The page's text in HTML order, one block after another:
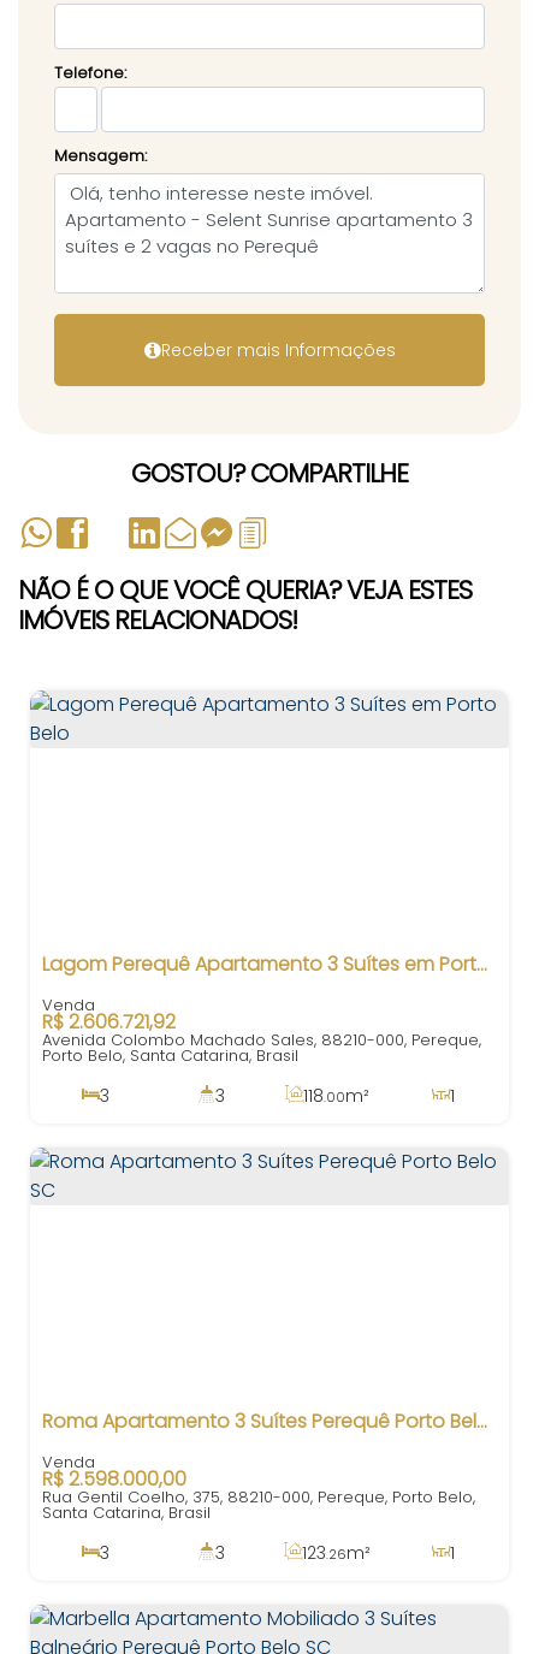
Telefone:
Mensagem:
GOSTOU? COMPARTILHE
NÃO É O QUE VOCÊ QUERIA? VEJA ESTES
IMÓVEIS RELACIONADOS!
Lagom Perequê Apartamento 3 Suítes em Porto Belo
R$2.606.721,92
Avenida Colombo Machado Sales, 88210-000, Pereque,
Porto Belo, Santa Catarina, Brasil
3 3 118.00m²
1
Roma Apartamento 3 Suítes Perequê Porto Belo SC
R$2.598.000,00
Rua Gentil Coelho, 375, 88210-000, Pereque, Porto Belo,
Santa Catarina, Brasil
3 3 123.26m²
1